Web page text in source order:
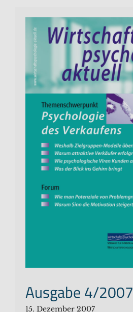
Ausgabe 4/2007
15. Dezember 2007